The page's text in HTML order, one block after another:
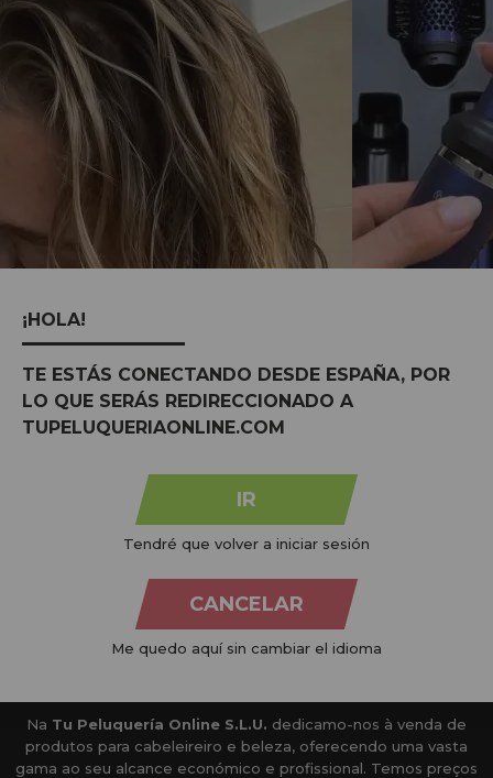
MARCAS:
Na Tu Peluquería Online S.L.U. dedicamo-nos à venda de
produtos para cabeleireiro e beleza, oferecendo uma vasta
gama ao seu alcance económico e profissional. Temos preços
¡HOLA!
TE ESTÁS CONECTANDO DESDE ESPAÑA, POR
LO QUE SERÁS REDIRECCIONADO A
TUPELUQUERIAONLINE.COM
IR
Tendré que volver a iniciar sesión
CANCELAR
Me quedo aquí sin cambiar el idioma